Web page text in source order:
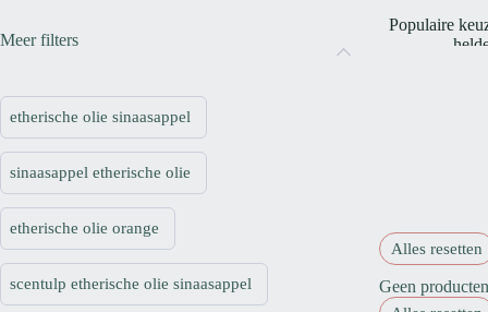
Populaire
Etherische
Etherische olie
Alles resetten
Geen
Meer filters
etherische olie sinaasappel
sinaasappel etherische olie
etherische olie orange
scentulp etherische olie sinaasappel